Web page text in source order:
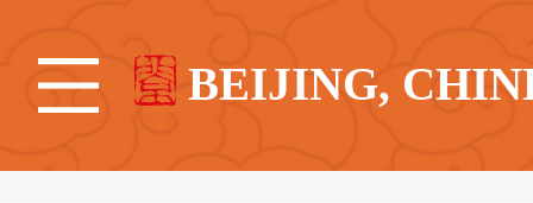
BEIJING,